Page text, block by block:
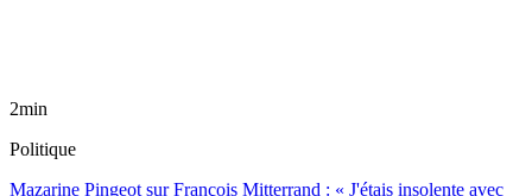
2min
Politique
Mazarine Pingeot sur François Mitterrand : « J'étais insolente avec